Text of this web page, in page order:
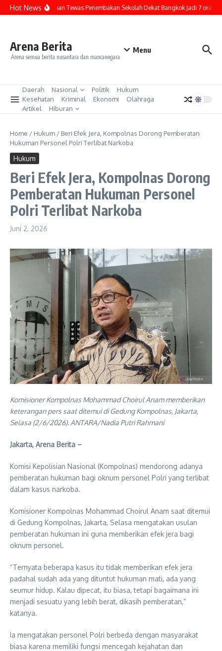
Lewati ke konten
Hot News
Jumlah Korban Tewas Penembakan Sekolah Dekat Bangkok Jadi 7 orang
Arena Berita
Arena semua berita nusantara dan mancanegara
Menu
Daerah Nasional Politik
Hukum
Kesehatan
Kriminal Ekonomi
Olahraga
Artikel
Hiburan
Home / Hukum / Beri Efek Jera, Kompolnas Dorong Pemberatan
Hukuman Personel Polri Terlibat Narkoba
Hukum
Beri Efek Jera, Kompolnas Dorong
Pemberatan Hukuman Personel
Polri Terlibat Narkoba
Juni 2, 2026
Komisioner Kompolnas Mohammad Choirul Anam memberikan
keterangan pers saat ditemui di Gedung Kompolnas, Jakarta,
Selasa (2/6/2026). ANTARA/Nadia Putri Rahmani
Jakarta, Arena Berita –
Komisi Kepolisian Nasional (Kompolnas) mendorong adanya
pemberatan hukuman bagi oknum personel Polri yang terlibat
dalam kasus narkoba.
Komisioner Kompolnas Mohammad Choirul Anam saat ditemui
di Gedung Kompolnas, Jakarta, Selasa mengatakan usulan
pemberatan hukuman ini guna memberikan efek jera bagi
oknum personel.
“Ternyata beberapa kasus itu tidak memberikan efek jera
padahal sudah ada yang dituntut hukuman mati, ada yang
seumur hidup. Kalau dipecat, itu biasa, tetapi bagaimana ini
menjadi sesuatu yang lebih berat, dikasih pemberatan,”
katanya.
Ia mengatakan personel Polri berbeda dengan masyarakat
biasa karena memiliki fungsi mencegah kejahatan dan